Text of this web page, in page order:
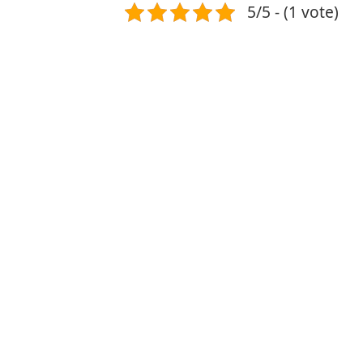
5/5 - (1 vote)